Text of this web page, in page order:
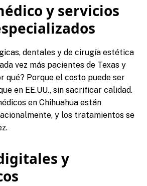
y servicios
dentales y de cirugía estética
vez más pacientes de Texas y
qué? Porque el costo puede ser
en EE.UU., sin sacrificar calidad.
en Chihuahua están
y los tratamientos se
y